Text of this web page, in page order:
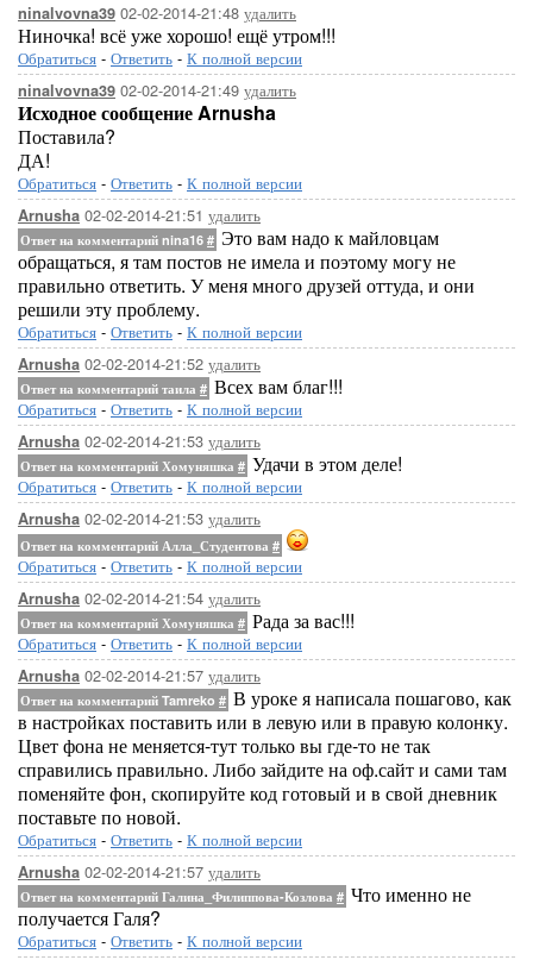
ninalvovna39 02-02-2014-21:48 удалить
Ниночка! всё уже хорошо! ещё утром!!!
Обратиться - Ответить - К полной версии
ninalvovna39 02-02-2014-21:49 удалить
Исходное сообщение Arnusha
Поставила?
ДА!
Обратиться - Ответить - К полной версии
Arnusha 02-02-2014-21:51 удалить
Ответ на комментарий nina16 # Это вам надо к майловцам
обращаться, я там постов не имела и поэтому могу не
правильно ответить. У меня много друзей оттуда, и они
решили эту проблему.
Обратиться - Ответить - К полной версии
Arnusha 02-02-2014-21:52 удалить
Ответ на комментарий таила # Всех вам благ!!!
Обратиться - Ответить - К полной версии
Arnusha 02-02-2014-21:53 удалить
Ответ на комментарий Хомуняшка # Удачи в этом деле!
Обратиться - Ответить - К полной версии
Arnusha 02-02-2014-21:53 удалить
Ответ на комментарий Алла_Студентова #
Обратиться - Ответить - К полной версии
Arnusha 02-02-2014-21:54 удалить
Ответ на комментарий Хомуняшка # Рада за вас!!!
Обратиться - Ответить - К полной версии
Arnusha 02-02-2014-21:57 удалить
Ответ на комментарий Tamreko # В уроке я написала пошагово, как
в настройках поставить или в левую или в правую колонку.
Цвет фона не меняется-тут только вы где-то не так
справились правильно. Либо зайдите на оф.сайт и сами там
поменяйте фон, скопируйте код готовый и в свой дневник
поставьте по новой.
Обратиться - Ответить - К полной версии
Arnusha 02-02-2014-21:57 удалить
Ответ на комментарий Галина_Филиппова-Козлова # Что именно не
получается Галя?
Обратиться - Ответить - К полной версии